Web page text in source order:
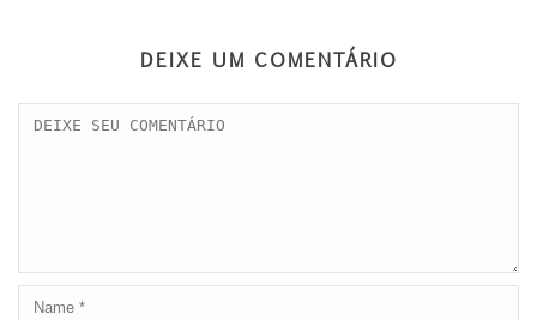
DEIXE UM COMENTÁRIO